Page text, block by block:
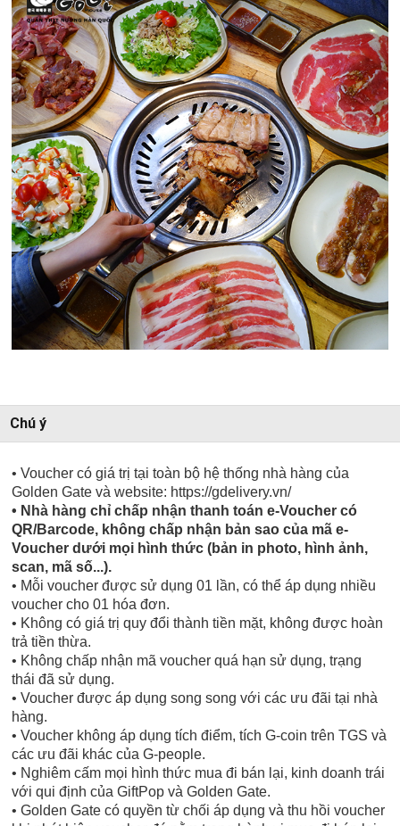
Chú ý
• Voucher có giá trị tại toàn bộ hệ thống nhà hàng của
Golden Gate và website: https://gdelivery.vn/
• Nhà hàng chỉ chấp nhận thanh toán e-Voucher có
QR/Barcode, không chấp nhận bản sao của mã e-
Voucher dưới mọi hình thức (bản in photo, hình ảnh,
scan, mã số...).
• Mỗi voucher được sử dụng 01 lần, có thể áp dụng nhiều
voucher cho 01 hóa đơn.
• Không có giá trị quy đổi thành tiền mặt, không được hoàn
trả tiền thừa.
• Không chấp nhận mã voucher quá hạn sử dụng, trạng
thái đã sử dụng.
• Voucher được áp dụng song song với các ưu đãi tại nhà
hàng.
• Voucher không áp dụng tích điểm, tích G-coin trên TGS và
các ưu đãi khác của G-people.
• Nghiêm cấm mọi hình thức mua đi bán lại, kinh doanh trái
với qui định của GiftPop và Golden Gate.
• Golden Gate có quyền từ chối áp dụng và thu hồi voucher